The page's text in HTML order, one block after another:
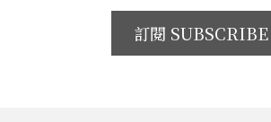
訂閱 SUBSCRIBE